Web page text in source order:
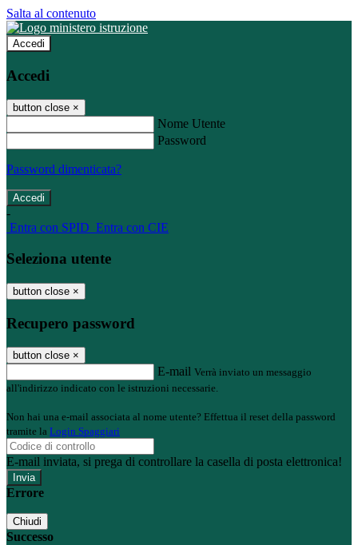
Salta al contenuto
Accedi
Accedi
button close ×
Nome Utente
Password
Password dimenticata?
-
Entra con SPID Entra con CIE
Seleziona utente
button close ×
Recupero password
button close ×
E-mail Verrà inviato un messaggio
all'indirizzo indicato con le istruzioni necessarie.
Non hai una e-mail associata al nome utente? Effettua il reset della password
tramite la Login Spaggiari
E-mail inviata, si prega di controllare la casella di posta elettronica!
Errore
Chiudi
Successo